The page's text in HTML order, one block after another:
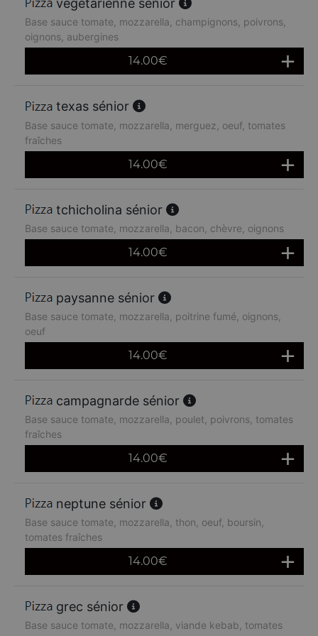
végétarienne sénior
Base sauce tomate, mozzarella, champignons, poivrons,
oignons, aubergines
14.00€
texas sénior
Base sauce tomate, mozzarella, merguez, oeuf, tomates
fraîches
14.00€
tchicholina sénior
Base sauce tomate, mozzarella, bacon, chèvre, oignons
14.00€
paysanne sénior
Base sauce tomate, mozzarella, poitrine fumé, oignons,
oeuf
14.00€
campagnarde sénior
Base sauce tomate, mozzarella, poulet, poivrons, tomates
fraîches
14.00€
neptune sénior
Base sauce tomate, mozzarella, thon, oeuf, boursin,
tomates fraîches
14.00€
grec sénior
Base sauce tomate, mozzarella, viande kebab, tomates